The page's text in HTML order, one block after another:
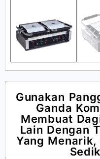
Gunakan
Ganda
Membuat
Lain Dengan
Yang